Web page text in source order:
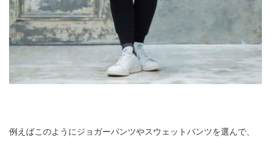
例えばこのようにジョガーパンツやスウェットパンツを選んで、